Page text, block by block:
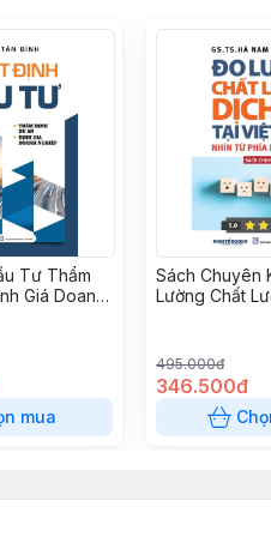
Tư Thẩm
Giá Doanh
mua
Sách Chuyên
Lường Chất
495.000đ
346.500đ